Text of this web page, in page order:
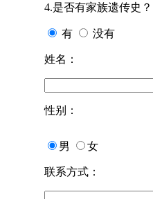
4.是否有家族遗传史？
有 没有
姓名：
性别：
男 女
联系方式：